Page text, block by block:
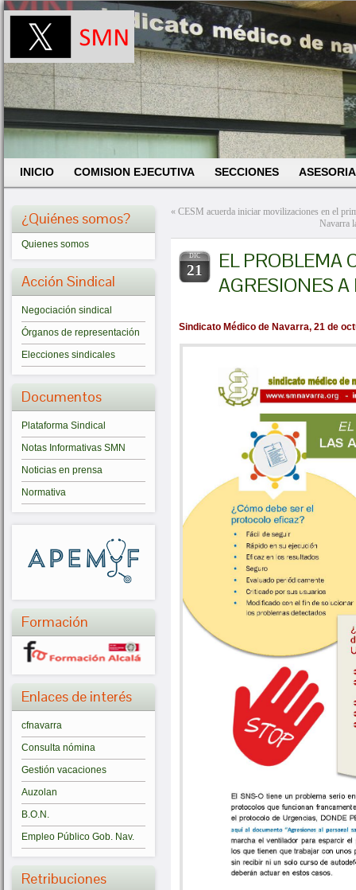
INICIO COMISION EJECUTIVA SECCIONES
¿Quiénes somos?
Quienes somos
Acción Sindical
Negociación sindical
Órganos de representación
Elecciones sindicales
Documentos
Plataforma Sindical
Notas Informativas SMN
Noticias en prensa
Normativa
Formación
Enlaces de interés
cfnavarra
Consulta nómina
Gestión vacaciones
Auzolan
B.O.N.
Empleo Público Gob. Nav.
Retribuciones
« CESM acuerda iniciar movilizaciones en el
Navarra
DIC
21
EL PROBLEMA
AGRESIONES
Sindicato Médico de Navarra, 21 de